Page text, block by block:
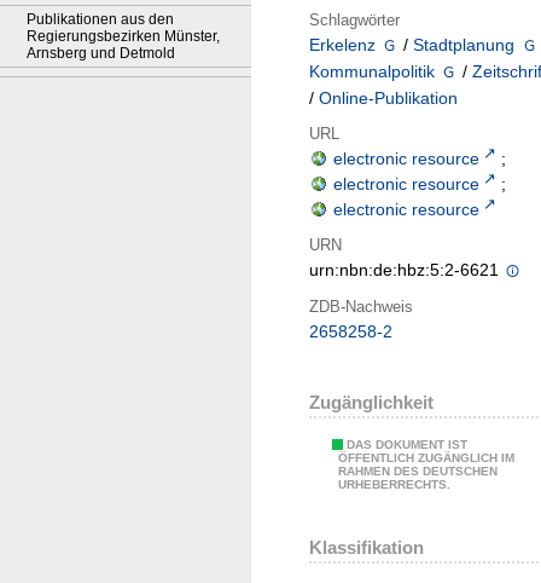
Publikationen aus den
Regierungsbezirken Münster,
Arnsberg und Detmold
Schlagwörter
Erkelenz / Stadtplanung
Kommunalpolitik
/
/ Online-Publikation
URL
electronic resource
;
electronic resource
;
electronic resource
URN
urn:nbn:de:hbz:5:2-6621
ZDB-Nachweis
2658258-2
Zugänglichkeit
DAS DOKUMENT IST
ÖFFENTLICH ZUGÄNGLICH IM
RAHMEN DES DEUTSCHEN
URHEBERRECHTS.
Klassifikation